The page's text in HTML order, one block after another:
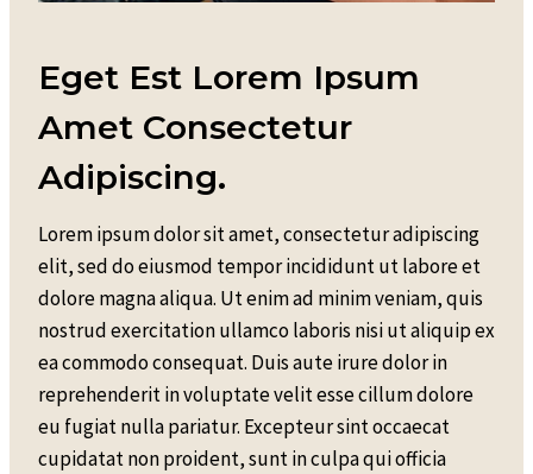
Eget Est Lorem Ipsum
Amet Consectetur
Adipiscing.
Lorem ipsum dolor sit amet, consectetur adipiscing
elit, sed do eiusmod tempor incididunt ut labore et
dolore magna aliqua. Ut enim ad minim veniam, quis
nostrud exercitation ullamco laboris nisi ut aliquip ex
ea commodo consequat. Duis aute irure dolor in
reprehenderit in voluptate velit esse cillum dolore
eu fugiat nulla pariatur. Excepteur sint occaecat
cupidatat non proident, sunt in culpa qui officia